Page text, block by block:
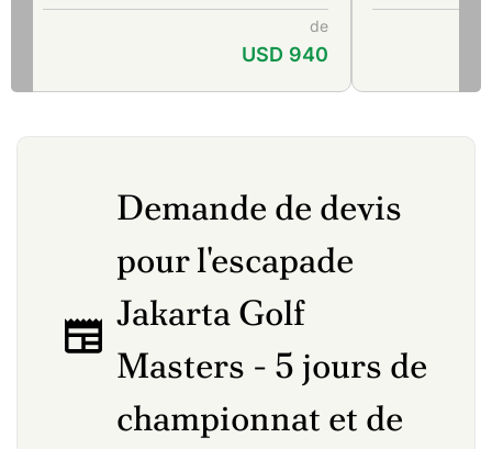
de
USD 940
Demande de devis
pour l'escapade
Jakarta Golf
Masters - 5 jours de
championnat et de